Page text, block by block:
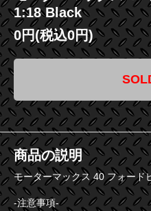
1:18 Black
0円(税込0円)
商品の説明
モーターマックス 40 フォード
-注意事項-